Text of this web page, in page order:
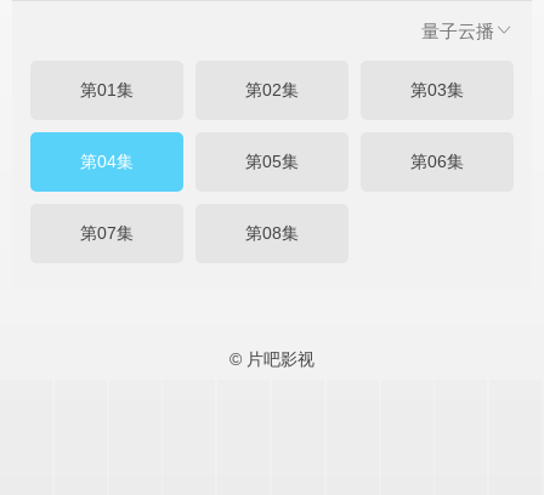
量子云播
第01集 第02集 第03集
第04集 第05集 第06集
第07集 第08集
© 片吧影视